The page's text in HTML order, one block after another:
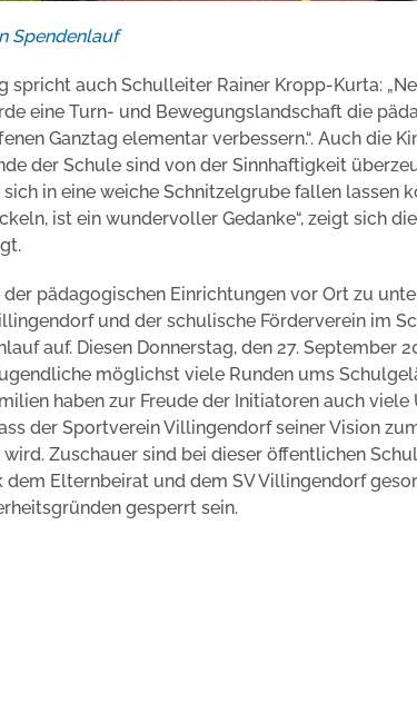
Spendenlauf
spricht auch Schulleiter Rainer Kropp-Kurta:
eine Turn- und Bewegungslandschaft die
Ganztag elementar verbessern.“. Auch die
der Schule sind von der Sinnhaftigkeit
in eine weiche Schnitzelgrube fallen lassen
ist ein wundervoller Gedanke“, zeigt sich
pädagogischen Einrichtungen vor Ort zu
und der schulische Förderverein im
auf. Diesen Donnerstag, den 27. September
möglichst viele Runden ums
haben zur Freude der Initiatoren auch
der Sportverein Villingendorf seiner Vision
Zuschauer sind bei dieser öffentlichen
Elternbeirat und dem SV Villingendorf
gesperrt sein.